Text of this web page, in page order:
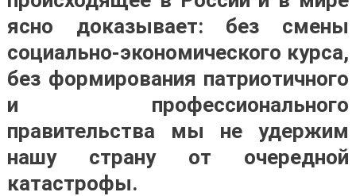
ясно доказывает: без смены
социально-экономического курса,
без формирования патриотичного
и профессионального
правительства мы не удержим
нашу страну от очередной
катастрофы.